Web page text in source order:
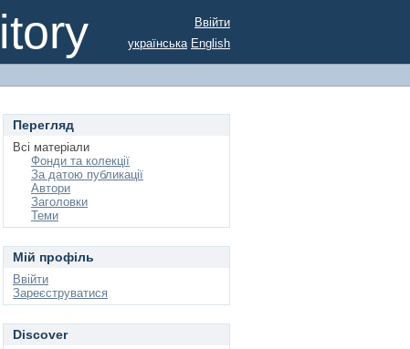
Ввійти
українська English
Перегляд
Всі матеріали
Фонди та колекції
За датою публикації
Автори
Заголовки
Теми
Мій профіль
Ввійти
Зареєструватися
Discover